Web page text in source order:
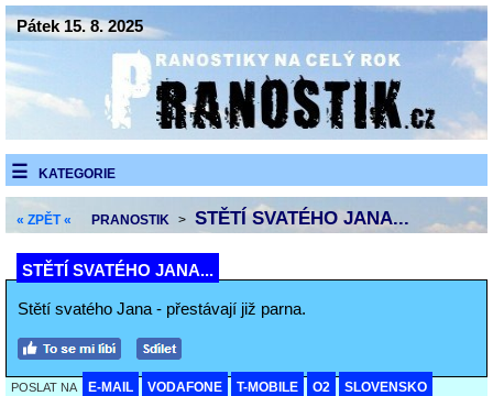
Pátek 15. 8. 2025
KATEGORIE
« ZPĚT « PRANOSTIK > STĚTÍ SVATÉHO JANA...
STĚTÍ SVATÉHO JANA...
Stětí svatého Jana - přestávají již parna.
POSLAT NA E-MAIL VODAFONE T-MOBILE O2 SLOVENSKO